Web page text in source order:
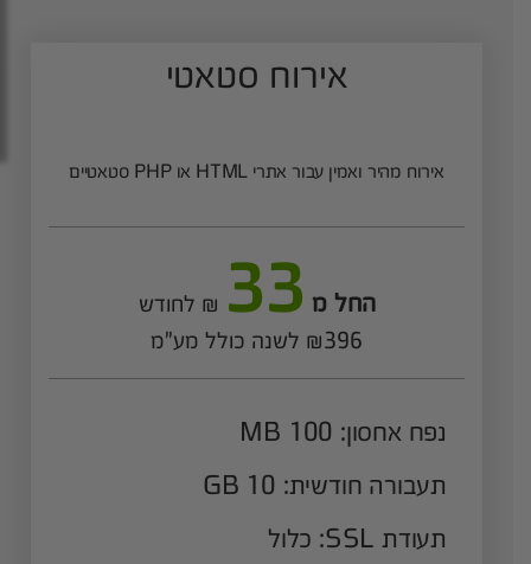
אירוח סטאטי
אירוח מהיר ואמין עבור אתרי HTML או PHP סטאטיים
החל מ 33 ₪ לחודש
₪396 לשנה כולל מע"מ
נפח אחסון: 100 MB
תעבורה חודשית: 10 GB
תעודת SSL: כלול